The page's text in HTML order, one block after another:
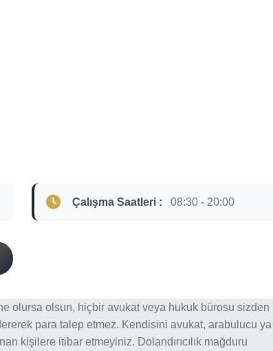
Çalışma Saatleri : 08:30 - 20:00
olursa olsun, hiçbir avukat veya hukuk bürosu sizden
para talep etmez. Kendisini avukat, arabulucu
kişilere itibar etmeyiniz. Dolandırıcılık mağduru